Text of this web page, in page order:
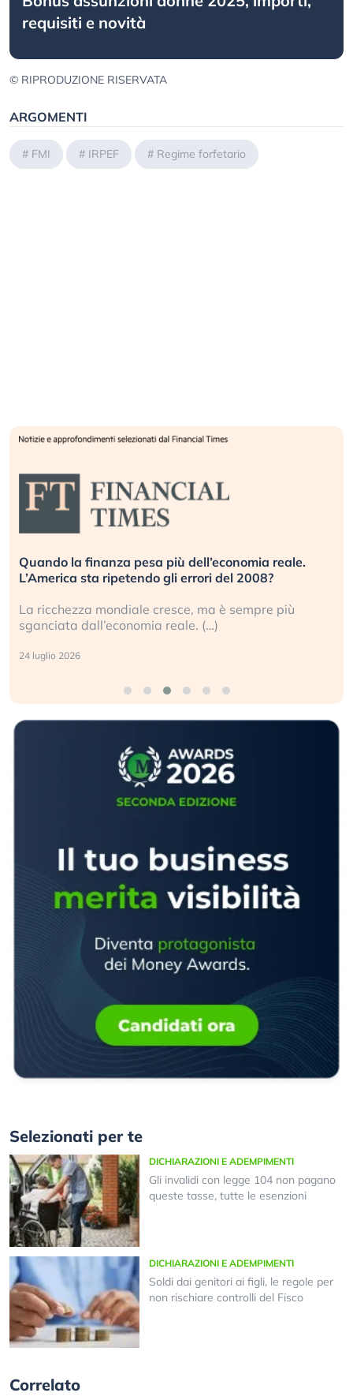
requisiti e novità
© RIPRODUZIONE RISERVATA
ARGOMENTI
# FMI # IRPEF # Regime forfetario
Quando la finanza pesa più dell’economia reale.
L’America sta ripetendo gli errori del 2008?
La ricchezza mondiale cresce, ma è sempre più
sganciata dall’economia reale. (…)
24 luglio 2026
Selezionati per te
DICHIARAZIONI E ADEMPIMENTI
Gli invalidi con legge 104 non pagano
queste tasse, tutte le esenzioni
DICHIARAZIONI E ADEMPIMENTI
Soldi dai genitori ai figli, le regole per
non rischiare controlli del Fisco
Correlato